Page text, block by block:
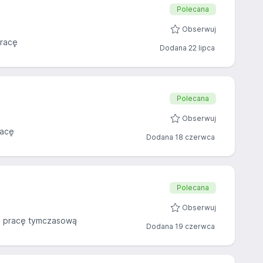
Polecana
Obserwuj
Dodana 22 lipca
Polecana
Obserwuj
Dodana 18 czerwca
pracę tymczasową
Polecana
Obserwuj
Dodana 19 czerwca